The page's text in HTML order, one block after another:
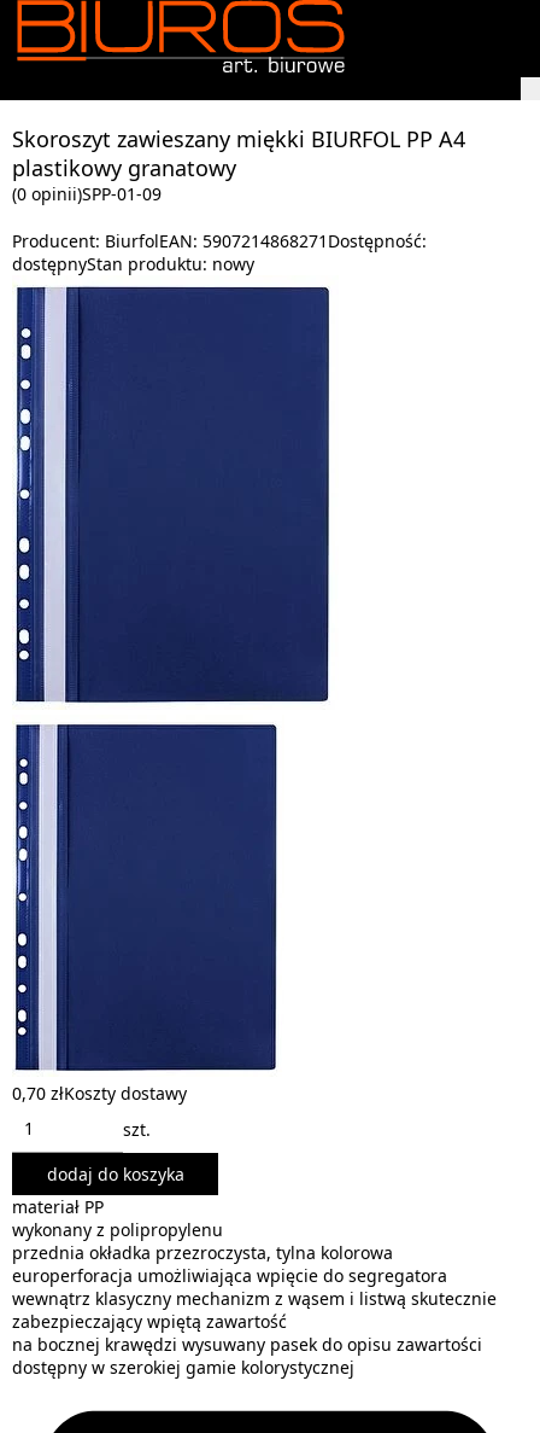
Skoroszyt zawieszany miękki BIURFOL PP A4
plastikowy granatowy
(0 opinii)SPP-01-09
Producent: BiurfolEAN: 5907214868271 Dostępność:
dostępnyStan produktu: nowy
0,70 złKoszty dostawy
szt.
dodaj do koszyka
materiał PP
wykonany z polipropylenu
przednia okładka przezroczysta, tylna kolorowa
europerforacja umożliwiająca wpięcie do segregatora
wewnątrz klasyczny mechanizm z wąsem i listwą skutecznie
zabezpieczający wpiętą zawartość
na bocznej krawędzi wysuwany pasek do opisu zawartości
dostępny w szerokiej gamie kolorystycznej